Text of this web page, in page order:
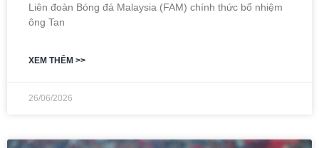
Liên đoàn Bóng đá Malaysia (FAM) chính thức bổ nhiệm
ông Tan
XEM THÊM >>
26/06/2026